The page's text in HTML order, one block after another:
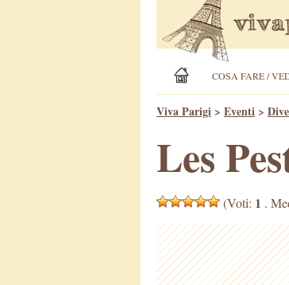
COSA FARE /
Viva Parigi > Eventi >
Les
(Voti: 1 .